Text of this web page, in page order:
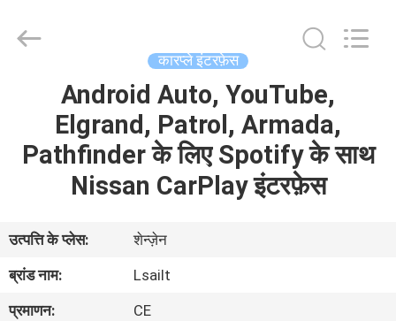
उत्पादों
हमारे
बारे
Electron
Co.,Ltd.
कारप्ले इंटरफ़ेस
Android Auto, YouTube,
Elgrand, Patrol, Armada,
Pathfinder के लिए Spotify के साथ
Nissan CarPlay इंटरफ़ेस
उत्पत्ति के प्लेस:
शेन्ज़ेन
ब्रांड नाम:
Lsailt
प्रमाणन:
CE